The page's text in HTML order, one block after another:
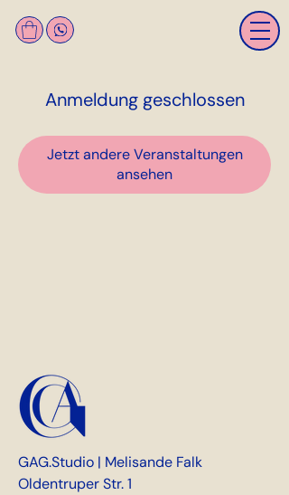
Anmeldung geschlossen
Jetzt andere Veranstaltungen
ansehen
GAG.Studio | Melisande Falk
Oldentruper Str. 1